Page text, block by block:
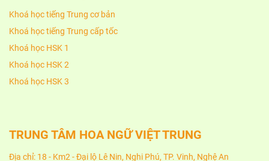
Khoá học tiếng Trung cơ bản
Khoá học tiếng Trung cấp tốc
Khoá học HSK 1
Khoá học HSK 2
Khoá học HSK 3
TRUNG TÂM HOA NGỮ VIỆT TRUNG
Địa chỉ: 18 - Km2 - Đại lộ Lê Nin, Nghi Phú, TP. Vinh, Nghệ An